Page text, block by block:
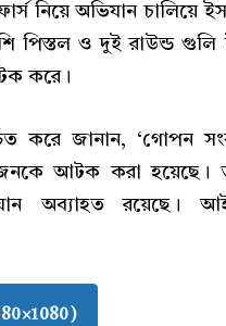
নিয়ে অভিযান চালিয়ে
পিস্তল ও দুই রাউন্ড গুলি
করে।
করে জানান, ‘গোপন
আটক করা হয়েছে।
অব্যাহত রয়েছে।